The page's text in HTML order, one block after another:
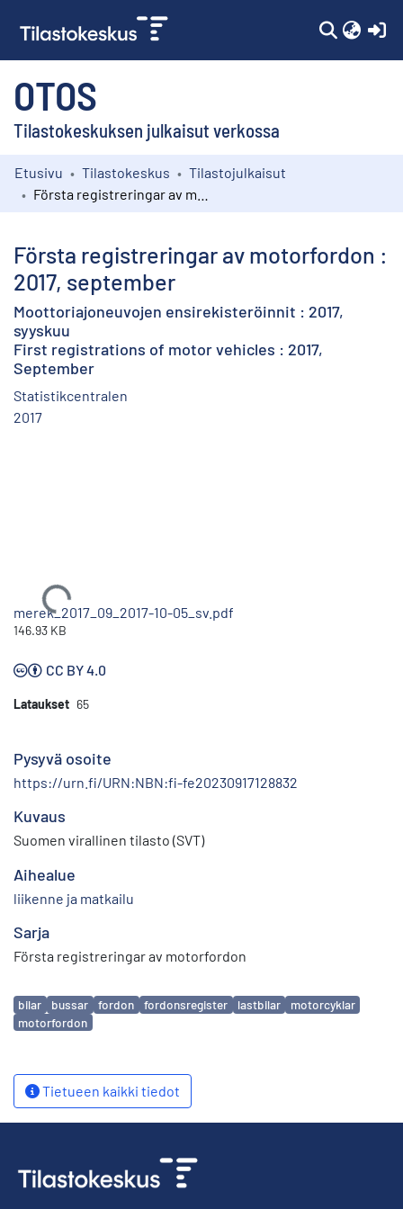
OTOS
Tilastokeskuksen julkaisut verkossa
Kokoelmat
Etusivu Tilastokeskus
Tilastojulkaisut
Första registreringar av motorfordon :
2017, september
Moottoriajoneuvojen ensirekisteröinnit : 2017,
syyskuu
First registrations of motor vehicles : 2017,
September
Statistikcentralen
2017
Ladataan...
merek_2017_09_2017-10-05_sv.pdf
146.93 KB
CC BY 4.0
Lataukset 65
Pysyvä osoite
https://urn.fi/URN:NBN:fi-fe20230917128832
Kuvaus
Suomen virallinen tilasto (SVT)
Aihealue
liikenne ja matkailu
Sarja
Första registreringar av motorfordon
Avainsanat
bilar bussar fordon fordonsregister lastbilar
motorcyklar
motorfordon
Tietueen kaikki tiedot